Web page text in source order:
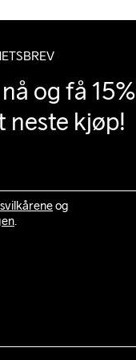
og få 15%
neste kjøp!
.